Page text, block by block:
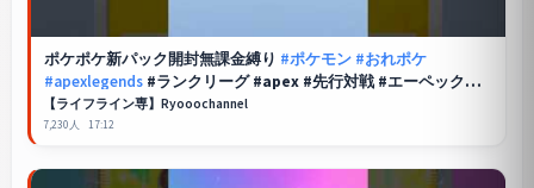
ポケポケ新パック開封無課金縛り #ポケモン #おれポケ
#apexlegends#ランクリーグ #apex #先行対戦 #エーペックス
#ポケカ再販最新情報 #pokemon
【ライフライン専】Ryooochannel
7,230人 17:12